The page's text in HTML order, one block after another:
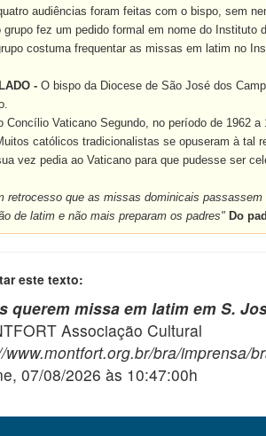
audiências foram feitas com o bispo, sem
grupo fez um pedido formal em nome do Instituto
costuma frequentar as missas em latim no
- O bispo da Diocese de São José dos
Concílio Vaticano Segundo, no período de 1962
católicos tradicionalistas se opuseram à tal
vez pedia ao Vaticano para que pudesse ser
retrocesso que as missas dominicais
de latim e não mais preparam os padres" Do
este texto:
querem missa em latim em S.
Associação Cultural
www.montfort.org.br/bra/imprensa/
07/08/2026 às 10:47:00h